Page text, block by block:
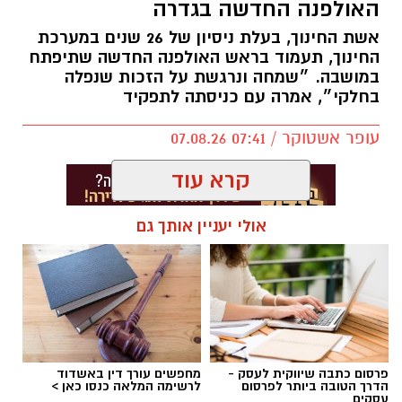
במוצרי שיער נוספים שנתפסו במסגרת מבצע
פיקוח שנערך בתשעה סניפי רשת "מרכז
ההחלקות".
האזהרה מתפרסמת לאחר שבדיקות מעבדה
הושלמו לכלל המוצרים שנאספו במהלך המבצע,
ובהמשך להודעת משרד הבריאות שפורסמה בחודש
בין המוצרים שנמצאו ואינם רשומים במאגרי משרד
הבריאות, ולכן חל איסור לשווקם:
PROTEIN + MINERAL PREMIUM HAIR
STRAIGHTENING
Protein Mineral Premium Pre Treatment
האולפנה החדשה בגדרה
אשת החינוך, בעלת ניסיון של 26 שנים במערכת
החינוך, תעמוד בראש האולפנה החדשה שתיפתח
במושבה. ״שמחה ונרגשת על הזכות שנפלה
בחלקי״, אמרה עם כניסתה לתפקיד
עופר אשטוקר / 07:41 07.08.26
תגים:אולפנה חדשה בגדרה, אפרת אברג׳ל
קרא עוד
אולי יעניין אותך גם
פרסום כתבה שיווקית לעסק -
הדרך הטובה ביותר לפרסום
עסקים
מחפשים עורך דין באשדוד
לרשימה המלאה כנסו כאן >